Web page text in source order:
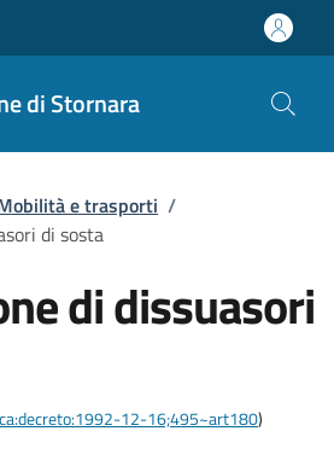
di Stornara
e trasporti /
di sosta
di dissuasori
12-16;495~art180)